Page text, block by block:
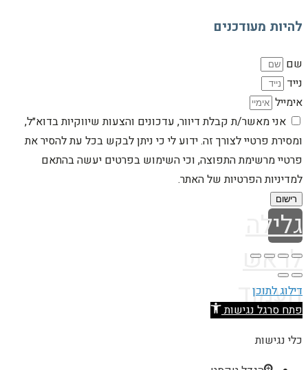
להיות מעודכנים
שם
נייד
אימייל
אני מאשר/ת קבלת דיוור, עדכונים והצעות שיווקיות בדוא״ל,
ומסירת פרטיי לצורך זה. ידוע לי כי ניתן לבקש בכל עת להסיר את
פרטיי מרשימת התפוצה, וכי השימוש בפרטים יעשה בהתאם
למדיניות הפרטיות של האתר.
רישום
גלילה
לראש
העמוד
דילוג לתוכן
פתח סרגל נגישות
כלי נגישות